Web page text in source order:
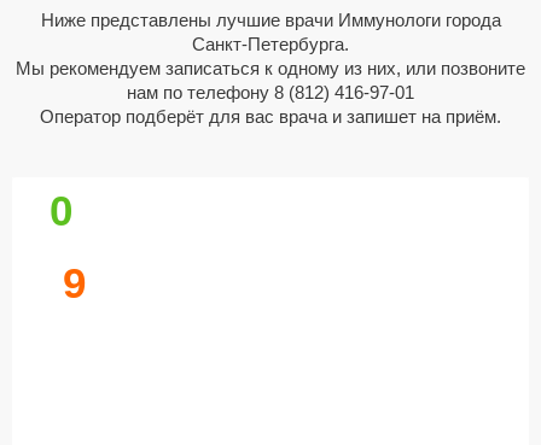
Ниже представлены лучшие врачи Иммунологи города
Санкт-Петербурга.
Мы рекомендуем записаться к одному из них, или позвоните
нам по телефону 8 (812) 416-97-01
Оператор подберёт для вас врача и запишет на приём.
0
9